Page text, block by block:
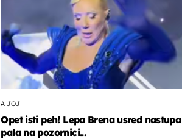
A JOJ
Opet isti peh! Lepa Brena usred nastupa
pala na pozornici...